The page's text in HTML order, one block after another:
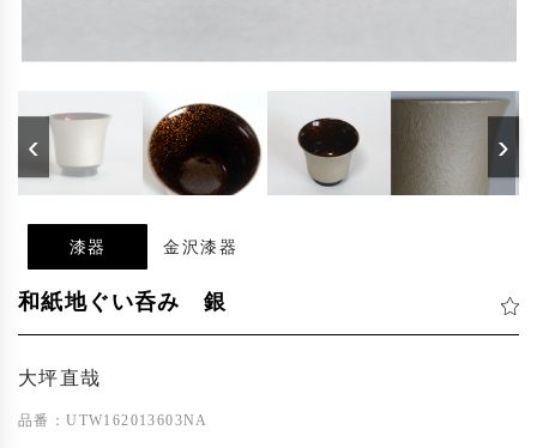
‹ ›
漆器 金沢漆器
和紙地ぐい呑み 銀
大坪直哉
品番：UTW162013603NA